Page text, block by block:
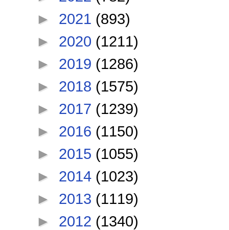
► 2021 (893)
► 2020 (1211)
► 2019 (1286)
► 2018 (1575)
► 2017 (1239)
► 2016 (1150)
► 2015 (1055)
► 2014 (1023)
► 2013 (1119)
► 2012 (1340)